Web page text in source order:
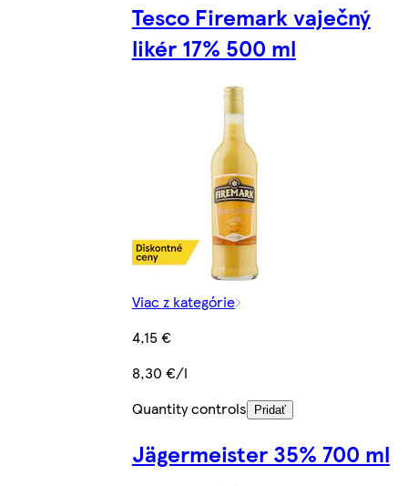
Tesco Firemark vaječný
likér 17% 500 ml
Viac z kategórie
4,15 €
8,30 €/l
Quantity controls
Pridať
Jägermeister 35% 700 ml